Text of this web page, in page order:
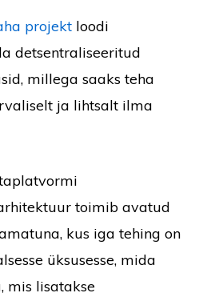
projekt loodi
detsentraliseeritud
millega saaks teha
ja lihtsalt ilma
toimib avatud
kus iga tehing on
üksusesse, mida
mis lisatakse